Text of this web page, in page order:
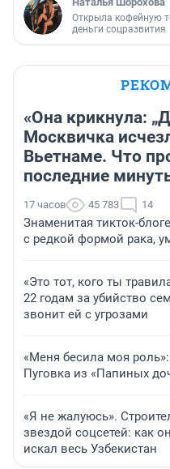
Открыла кофейную
деньги соцразвития
«Она крикнула:
Москвичка
Вьетнаме. Что
последние
17 часов 45 783 14
Знаменитая тикток-
с редкой формой рака,
«Это тот, кого ты
22 годам за убийство
звонит ей с угрозами
«Меня бесила моя
Пуговка из «Папиных
«Я не жалуюсь».
звездой соцсетей: как
искал весь Узбекистан